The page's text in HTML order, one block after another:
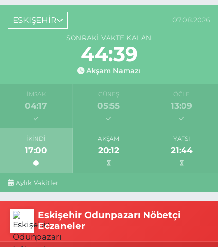
ESKİŞEHİR 07.08.2026
SONRAKI VAKTE KALAN
44:38
Akşam Namazı
İMSAK
04:17
GÜNEŞ
05:55
ÖĞLE
13:09
İKINDI
17:00
AKŞAM
20:12
YATSI
21:44
Aylık Vakitler
Eskişehir Odunpazarı Nöbetçi
Eczaneler